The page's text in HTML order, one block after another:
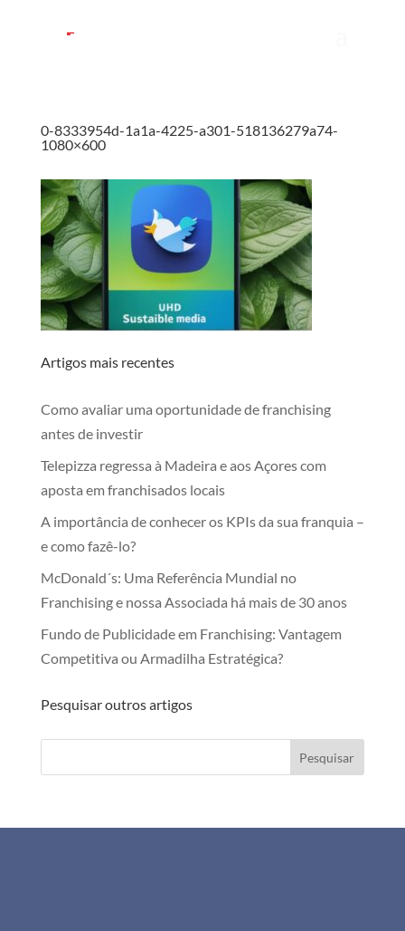
0-8333954d-1a1a-4225-a301-518136279a74-
1080×600
Artigos mais recentes
Como avaliar uma oportunidade de franchising
antes de investir
Telepizza regressa à Madeira e aos Açores com
aposta em franchisados locais
A importância de conhecer os KPIs da sua franquia –
e como fazê-lo?
McDonald´s: Uma Referência Mundial no
Franchising e nossa Associada há mais de 30 anos
Fundo de Publicidade em Franchising: Vantagem
Competitiva ou Armadilha Estratégica?
Pesquisar outros artigos
Pesquisar